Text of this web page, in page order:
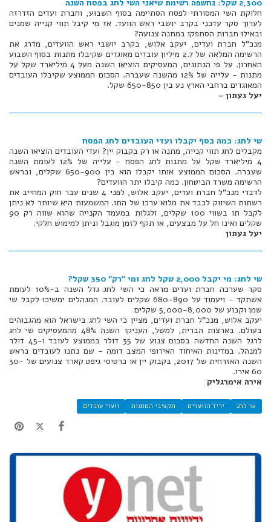
2,300 שקל: נחשפה רשימת שיאני השי לחג בפסח השנה
חלוקת השי המסורתי לפסח הסתיימה בסוף השבוע, וחברת ועדים הזדרזה
לערוך סקר עדכני בקרב יושבי ראש הוועד. אז מי קיבל תווי קנייה שמנים
ובאילו חברות הסתפקו במתנה צנועה?
מנכ"ל חברת ועדים, יעקב אלוש, בקרב יושבי ראש הוועדים, מדרג את
הרשימה המלאה של 2.7 מיליון עובדים מאוגדים שקיבלו מתנות בסוף השבוע
האחרון. על פי הנתונים, המעסיקים הוציאו השנה מעל 4 מיליארד שקל על
מתנות - עלייה של 12% מהשנה שעברה. הסכום הממוצע שקיבלו העובדים
המאוגדים ברחבי הארץ נע בין 650-850 שקל.
יעל געתון -
שי לחג: כמה כסף יקבלו ועדי העובדים לחג הפסח
מקבלים לחג תווי קנייה, מתנה או רק בקבוק יין? ועדי העובדים הוציאו השנה
4 מיליארד שקל על מתנות לחג הפסח - עלייה של 12% לעומת השנה
שעברה. הסכום הממוצע אותו יקבלו הוא בין 650-900 שקלים, ובראש
הרשימה משרד הביטחון. כמה קיבלו יתר הוועדים?
לדברי מנכ"ל חברת ועדים, יעקב אלוש, לפני 4 שנים עבר חוק המחייב את
רשתות השיווק לכבד את מלוא ערכו של התו. המשמעות היא שיותר לא ניתן
לקבל תו בשווי 100 שקלים, ולגלות במעמד הקנייה שהוא שווה רק 90
שקלים ואינו חל על מבצעים, או תקף לזמן מוגבל וניתן למימוש חלקי.
יעל געתון
שי לחג: מי יקבל 2,000 שקל לחג ומי "רק" 350 שקל?
סקר שערכה חברת ועדים מראה כי השי לחג גדל השנה ב-10% לעומת
אשתקד - ויעמוד על 680-890 שקלים לעובד. המנהלים ימשיכו לקבל שי
שמן וקבוע של 5,000-8,000 שקלים
יעקב אלוש, מנכ"ל חברת ועדים, מציין כי השי לחג בישראל הוא מהגבוהים
בעולם. בארצות הברית, למשל, העניקו השנה 48% מהמעסיקים שי לחג
לרגל השנה החדשה בסכום צנוע של 35 דולר בממוצע לעובד ו-45 דולר
למנהל. במדינות האיחוד האירופי המצב דומה - שם נתנו לעובדים בראש
השנה האזרחית של 2017, בקבוק יין או כרטיסי גיפט קארד צנועים של 30-
60 אירו.
אירה אימרגליק
שי לחג יריד הוועדים תקציבי המתנות וועדי עובדים